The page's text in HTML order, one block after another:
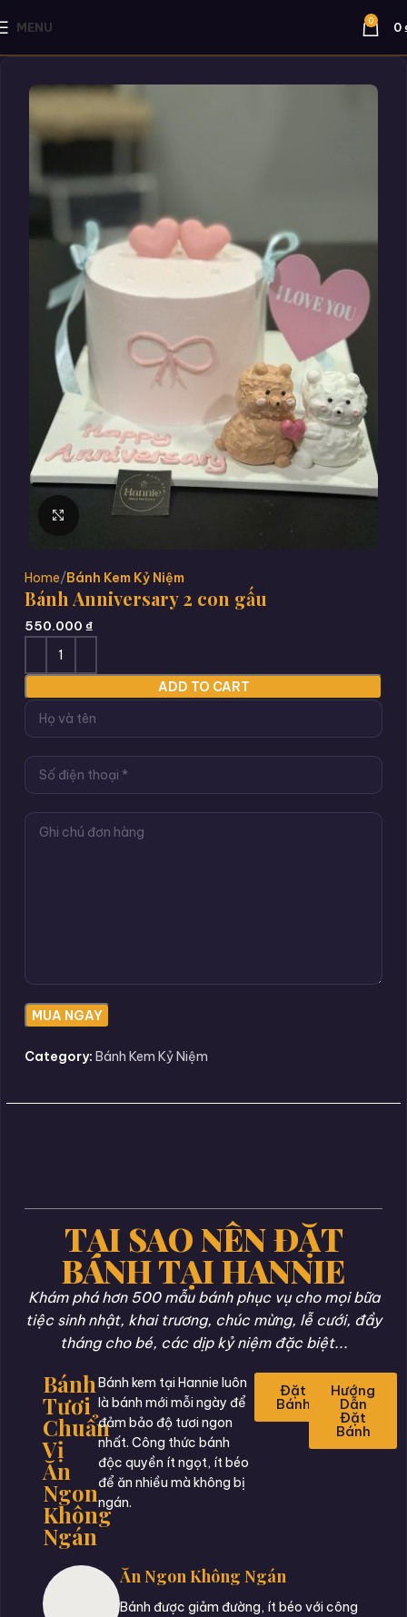
MENU 0 0
Click to enlarge
Home Bánh Kem Kỷ Niệm
Bánh Anniversary 2 con gấu
550.000 ₫
ADD TO CART
Category: Bánh Kem Kỷ Niệm
TẠI SAO NÊN ĐẶT
BÁNH TẠI HANNIE
Khám phá hơn 500 mẫu bánh phục vụ cho mọi bữa
tiệc sinh nhật, khai trương, chúc mừng, lễ cưới, đầy
tháng cho bé, các dịp kỷ niệm đặc biệt...
Bánh
Tươi
Chuẩn
Vị
Ăn
Ngon
Không
Ngán
Bánh kem tại Hannie luôn
là bánh mới mỗi ngày để
đảm bảo độ tươi ngon
nhất. Công thức bánh
độc quyền ít ngọt, ít béo
để ăn nhiều mà không bị
ngán.
Đặt
Bánh
Hướng
Dẫn
Đặt
Bánh
Ăn Ngon Không Ngán
Bánh được giảm đường, ít béo với công